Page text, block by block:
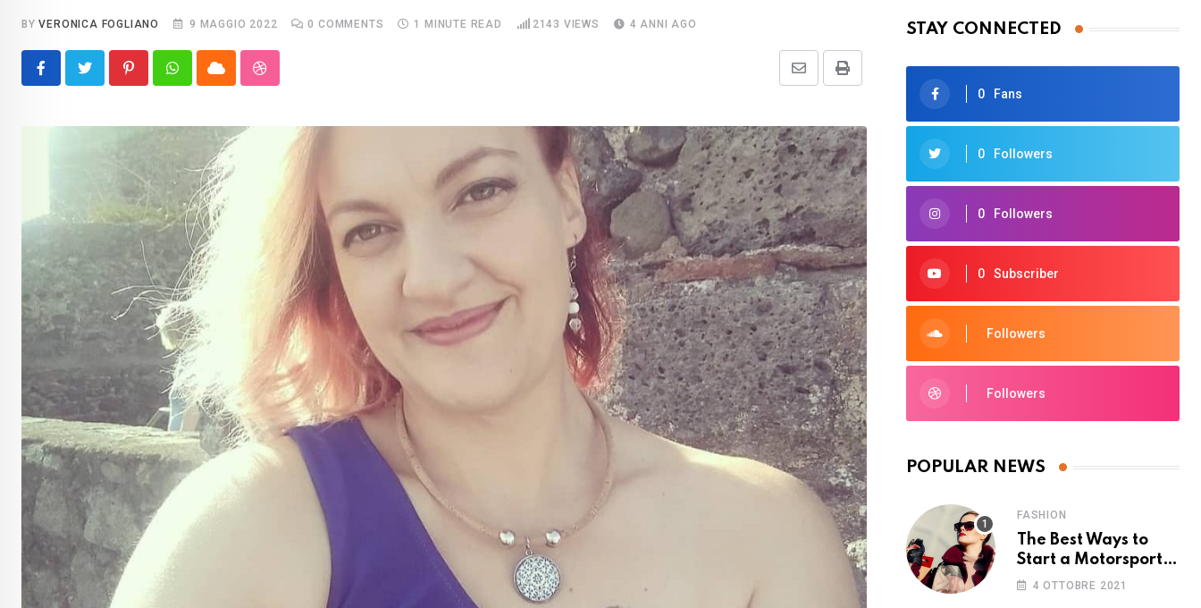
BYVERONICA FOGLIANO 9 MAGGIO 2022 0 COMMENTS 1 MINUTE READ 2143 VIEWS 4 ANNI AGO
PinterestWhatsappCloud StumbleUpon Print
Share
Email
STAY CONNECTED
0 Fans
0 Followers
0 Followers
0 Subscriber
Followers
Followers
POPULAR NEWS
FASHION
The Best Ways to
Start a Motorsport
Rider Career
4 OTTOBRE 2021